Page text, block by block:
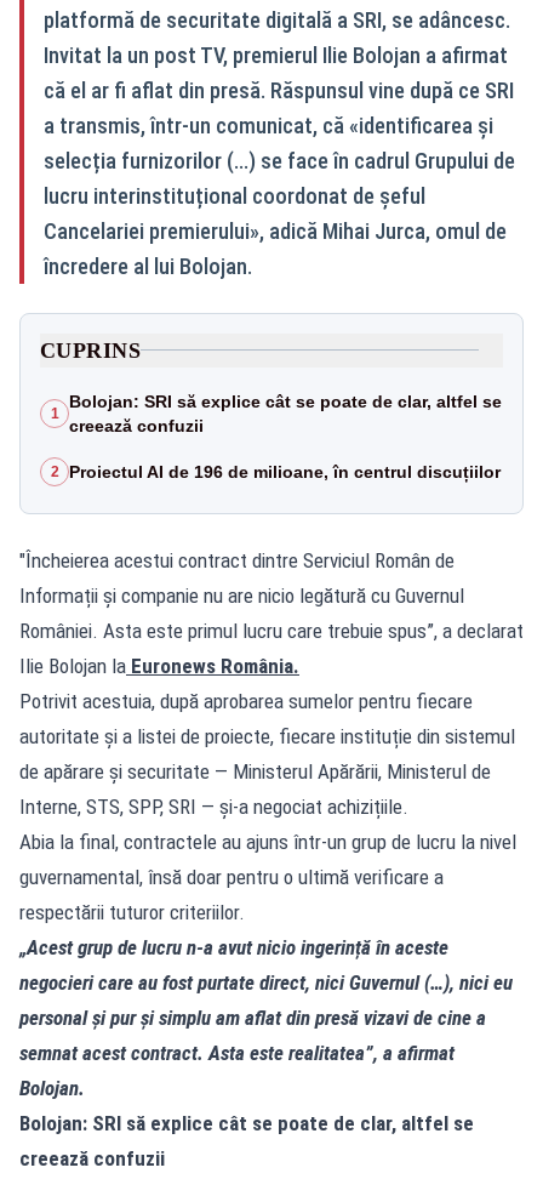
platformă de securitate digitală a SRI, se adâncesc.
Invitat la un post TV, premierul Ilie Bolojan a afirmat
că el ar fi aflat din presă. Răspunsul vine după ce SRI
a transmis, într-un comunicat, că «identificarea și
selecția furnizorilor (...) se face în cadrul Grupului de
lucru interinstituțional coordonat de șeful
Cancelariei premierului», adică Mihai Jurca, omul de
încredere al lui Bolojan.
CUPRINS
1
Bolojan: SRI să explice cât se poate de clar, altfel se
creează confuzii
2 Proiectul AI de 196 de milioane, în centrul discuțiilor
"Încheierea acestui contract dintre Serviciul Român de
Informații și companie nu are nicio legătură cu Guvernul
României. Asta este primul lucru care trebuie spus”, a declarat
Ilie Bolojan la Euronews România.
Potrivit acestuia, după aprobarea sumelor pentru fiecare
autoritate și a listei de proiecte, fiecare instituție din sistemul
de apărare și securitate — Ministerul Apărării, Ministerul de
Interne, STS, SPP, SRI — și-a negociat achizițiile.
Abia la final, contractele au ajuns într-un grup de lucru la nivel
guvernamental, însă doar pentru o ultimă verificare a
respectării tuturor criteriilor.
„Acest grup de lucru n-a avut nicio ingerință în aceste
negocieri care au fost purtate direct, nici Guvernul (…), nici eu
personal și pur și simplu am aflat din presă vizavi de cine a
semnat acest contract. Asta este realitatea”, a afirmat
Bolojan.
Bolojan: SRI să explice cât se poate de clar, altfel se
creează confuzii